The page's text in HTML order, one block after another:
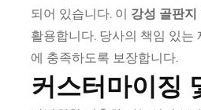
되어 있습니다. 이 강성 골판
활용합니다. 당사의 책임 있는
에 충족하도록 보장합니다.
커스터마이징